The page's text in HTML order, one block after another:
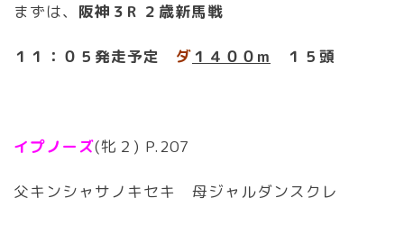
まずは、 阪神３R ２歳新馬戦
１１：０５発走予定 ダ １４００m １５頭
イプノーズ(牝２) P.207
父キンシャサノキセキ 母ジャルダンスクレ